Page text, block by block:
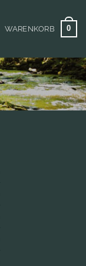
WARENKORB 0